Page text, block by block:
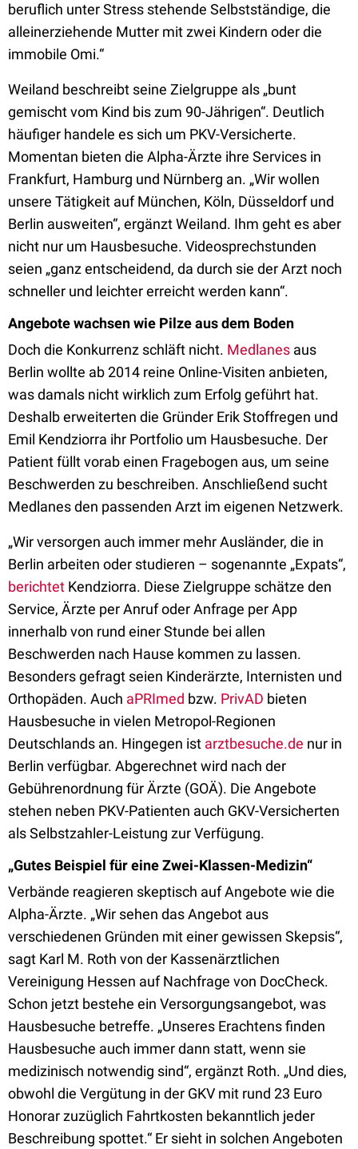
beruflich unter Stress stehende Selbstständige, die
alleinerziehende Mutter mit zwei Kindern oder die
immobile Omi.“
Weiland beschreibt seine Zielgruppe als „bunt
gemischt vom Kind bis zum 90-Jährigen“. Deutlich
häufiger handele es sich um PKV-Versicherte.
Momentan bieten die Alpha-Ärzte ihre Services in
Frankfurt, Hamburg und Nürnberg an. „Wir wollen
unsere Tätigkeit auf München, Köln, Düsseldorf und
Berlin ausweiten“, ergänzt Weiland. Ihm geht es aber
nicht nur um Hausbesuche. Videosprechstunden
seien „ganz entscheidend, da durch sie der Arzt noch
schneller und leichter erreicht werden kann“.
Angebote wachsen wie Pilze aus dem Boden
Doch die Konkurrenz schläft nicht. Medlanes aus
Berlin wollte ab 2014 reine Online-Visiten anbieten,
was damals nicht wirklich zum Erfolg geführt hat.
Deshalb erweiterten die Gründer Erik Stoffregen und
Emil Kendziorra ihr Portfolio um Hausbesuche. Der
Patient füllt vorab einen Fragebogen aus, um seine
Beschwerden zu beschreiben. Anschließend sucht
Medlanes den passenden Arzt im eigenen Netzwerk.
„Wir versorgen auch immer mehr Ausländer, die in
Berlin arbeiten oder studieren – sogenannte „Expats“,
berichtet Kendziorra. Diese Zielgruppe schätze den
Service, Ärzte per Anruf oder Anfrage per App
innerhalb von rund einer Stunde bei allen
Beschwerden nach Hause kommen zu lassen.
Besonders gefragt seien Kinderärzte, Internisten und
Orthopäden. Auch aPRImed bzw. PrivAD bieten
Hausbesuche in vielen Metropol-Regionen
Deutschlands an. Hingegen ist arztbesuche.de nur in
Berlin verfügbar. Abgerechnet wird nach der
Gebührenordnung für Ärzte (GOÄ). Die Angebote
stehen neben PKV-Patienten auch GKV-Versicherten
als Selbstzahler-Leistung zur Verfügung.
„Gutes Beispiel für eine Zwei-Klassen-Medizin“
Verbände reagieren skeptisch auf Angebote wie die
Alpha-Ärzte. „Wir sehen das Angebot aus
verschiedenen Gründen mit einer gewissen Skepsis“,
sagt Karl M. Roth von der Kassenärztlichen
Vereinigung Hessen auf Nachfrage von DocCheck.
Schon jetzt bestehe ein Versorgungsangebot, was
Hausbesuche betreffe. „Unseres Erachtens finden
Hausbesuche auch immer dann statt, wenn sie
medizinisch notwendig sind“, ergänzt Roth. „Und dies,
obwohl die Vergütung in der GKV mit rund 23 Euro
Honorar zuzüglich Fahrtkosten bekanntlich jeder
Beschreibung spottet.“ Er sieht in solchen Angeboten